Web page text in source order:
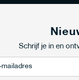
Schrijf je in en